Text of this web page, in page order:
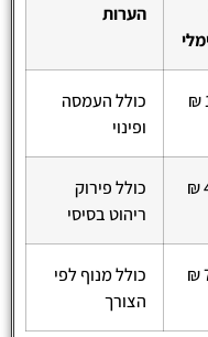
הערות
כולל העמסה
ופינוי
כולל פירוק
ריהוט בסיסי
כולל מנוף לפי
הצורך